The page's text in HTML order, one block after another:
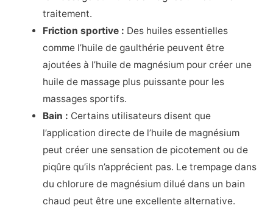
traitement.
Friction sportive : Des huiles essentielles
comme l’huile de gaulthérie peuvent être
ajoutées à l’huile de magnésium pour créer une
huile de massage plus puissante pour les
massages sportifs.
Bain : Certains utilisateurs disent que
l’application directe de l’huile de magnésium
peut créer une sensation de picotement ou de
piqûre qu’ils n’apprécient pas. Le trempage dans
du chlorure de magnésium dilué dans un bain
chaud peut être une excellente alternative.